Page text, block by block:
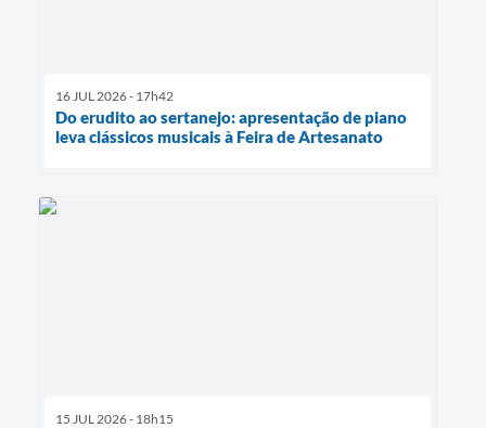
16 JUL 2026 - 17h42
Do erudito ao sertanejo: apresentação de piano
leva clássicos musicais à Feira de Artesanato
15 JUL 2026 - 18h15